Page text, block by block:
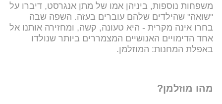
משפחות נוספות, ביניהן אמו של מתן אנגרסט, דיברו על
"שואה" שהילדים שלהם עוברים בעזה. השפה שבה
בחרו אינה מקרית - היא טעונה, קשה, ומחזירה אותנו אל
אחד הדימויים האנושיים המצמררים ביותר שנולדו
באפלת המחנות: המוזלמן.
מהו מוזלמן?